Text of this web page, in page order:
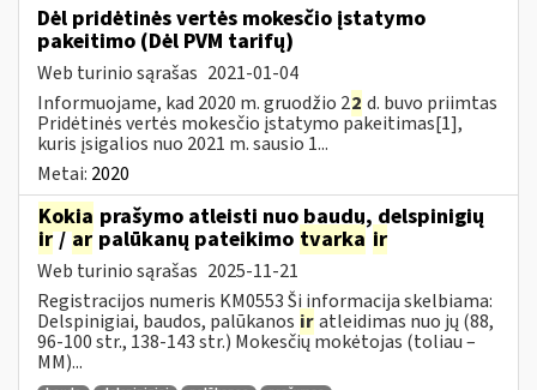
Dėl pridėtinės vertės mokesčio įstatymo
pakeitimo (Dėl PVM tarifų)
Web turinio sąrašas 2021-01-04
Informuojame, kad 2020 m. gruodžio 22 d. buvo priimtas
Pridėtinės vertės mokesčio įstatymo pakeitimas[1],
kuris įsigalios nuo 2021 m. sausio 1...
Metai: 2020
Kokia prašymo atleisti nuo baudų, delspinigių
ir/ar palūkanų pateikimo tvarka ir
Web turinio sąrašas 2025-11-21
Registracijos numeris KM0553 Ši informacija skelbiama:
Delspinigiai, baudos, palūkanos iratleidimas nuo jų (88,
96-100 str., 138-143 str.) Mokesčių mokėtojas (toliau –
MM)...